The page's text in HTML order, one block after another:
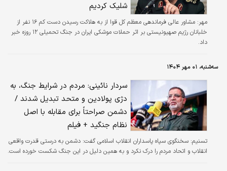
شلیک کردیم
مهر:
مشاور عالی فرماندهی معظم کل قوا از به هلاکت رسیدن دست کم ۱۶ نفر از
خلبانان رژیم صهیونیستی بر اثر حملات موشکی ایران در جنگ تحمیلی ۱۲ روزه خبر
داد.
سه‌شنبه، ۰۱ مهر ۱۴۰۴
سردار نائینی: مردم در شرایط جنگ، به
دژی پولادین و متحد تبدیل شدند /
دشمن صراحتاً برای مقابله با اصل
نظام جنگید + فیلم
تسنیم: سخنگوی سپاه پاسداران انقلاب اسلامی گفت: دشمن به درستی قدرت واقعی
انقلاب و اتحاد مردم را درک نکرد و به همین دلیل در این جنگ شکست خورده است.